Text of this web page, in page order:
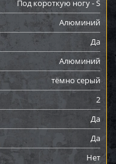
Под короткую ногу - S
Алюминий
Да
Алюминий
тёмно серый
2
Да
Да
Нет